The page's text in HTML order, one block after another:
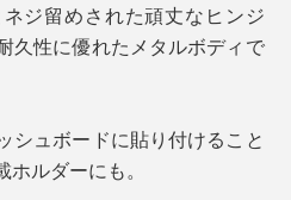
ジ留めされた頑丈なヒンジ
久性に優れたメタルボディで
シュボードに貼り付けること
ルダーにも。